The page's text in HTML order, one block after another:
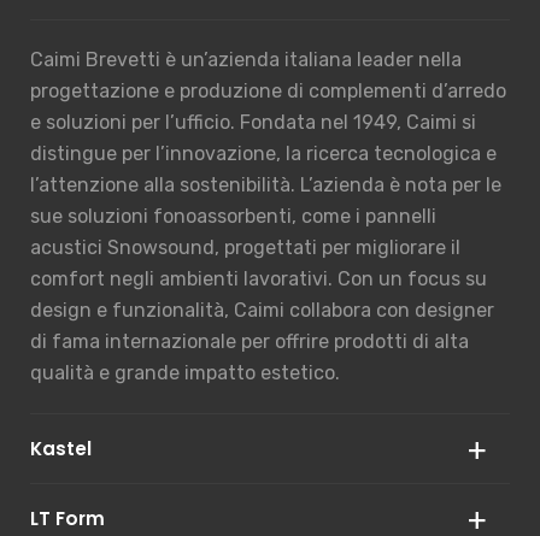
Caimi Brevetti è un’azienda italiana leader nella
progettazione e produzione di complementi d’arredo
e soluzioni per l’ufficio. Fondata nel 1949, Caimi si
distingue per l’innovazione, la ricerca tecnologica e
l’attenzione alla sostenibilità. L’azienda è nota per le
sue soluzioni fonoassorbenti, come i pannelli
acustici Snowsound, progettati per migliorare il
comfort negli ambienti lavorativi. Con un focus su
design e funzionalità, Caimi collabora con designer
di fama internazionale per offrire prodotti di alta
qualità e grande impatto estetico.
Kastel
Kastel è un’azienda italiana specializzata nella
LT Form